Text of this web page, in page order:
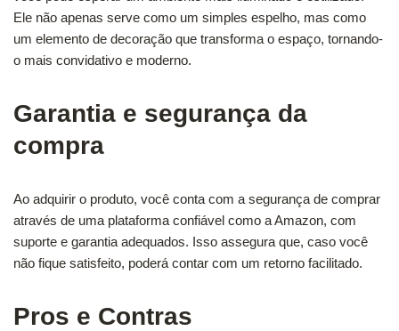
Ele não apenas serve como um simples espelho, mas como
um elemento de decoração que transforma o espaço, tornando-
o mais convidativo e moderno.
Garantia e segurança da
compra
Ao adquirir o produto, você conta com a segurança de comprar
através de uma plataforma confiável como a Amazon, com
suporte e garantia adequados. Isso assegura que, caso você
não fique satisfeito, poderá contar com um retorno facilitado.
Pros e Contras